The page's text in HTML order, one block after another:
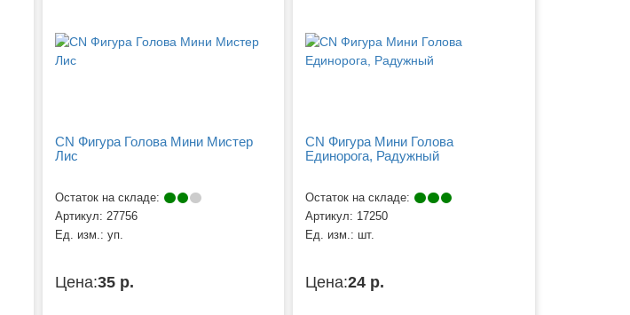
CN Фигура Голова Мини Мистер
Лис
Остаток на складе:
Артикул: 27756
Ед. изм.: уп.
Цена:35 р.
CN Фигура Мини Голова
Единорога, Радужный
Остаток на складе:
Артикул: 17250
Ед. изм.: шт.
Цена:24 р.